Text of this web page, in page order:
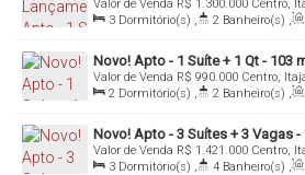
Itajaí/SC
R$ 1.300.000
Valor de Venda
Centro,
3 Dormitório(s) , 2 Banheiro(s) ,
Sala(s) , 1 Suíte(s) , 2 Vaga(s)
Novo! Apto - 1 Suíte + 1 Qt - 103
R$ 990.000
Valor de Venda
Centro,
2 Dormitório(s) , 2 Banheiro(s) ,
Sala(s) , 1 Suíte(s) , 2 Vaga(s)
Novo! Apto - 3 Suítes + 3 Vagas -
R$ 1.421.000
Valor de Venda
Centro,
3 Dormitório(s) , 4 Banheiro(s) ,